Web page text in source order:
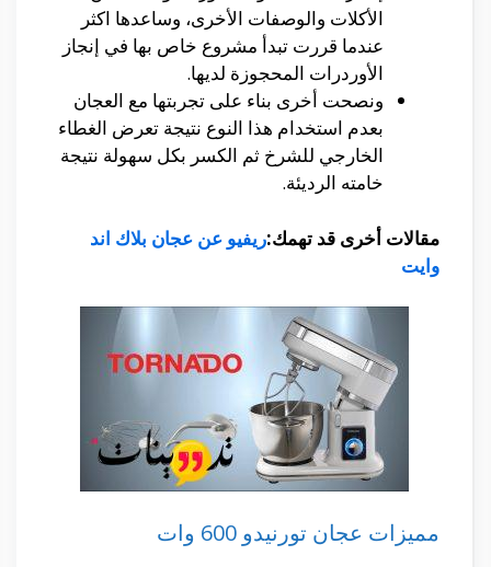
الأكلات والوصفات الأخرى، وساعدها اكثر
عندما قررت تبدأ مشروع خاص بها في إنجاز
الأوردرات المحجوزة لديها.
ونصحت أخرى بناء على تجربتها مع العجان
بعدم استخدام هذا النوع نتيجة تعرض الغطاء
الخارجي للشرخ ثم الكسر بكل سهولة نتيجة
خامته الرديئة.
مقالات أخرى قد تهمك:ريفيو عن عجان بلاك اند
وايت
مميزات عجان تورنيدو 600 وات